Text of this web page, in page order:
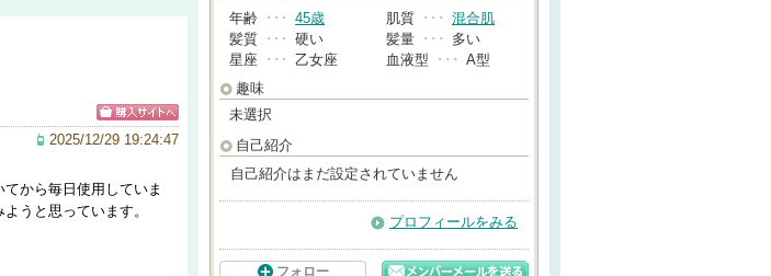
2025/12/29 19:24:47
から毎日使用していま
うと思っています。
年齢 ･･･ 45歳 肌質 ･･･ 混合肌
髪質 ･･･ 硬い 髪量 ･･･
多い
星座 ･･･ 乙女座 血液型 ･･･ A型
趣味
未選択
自己紹介
自己紹介はまだ設定されていません
プロフィールをみる
フォロー